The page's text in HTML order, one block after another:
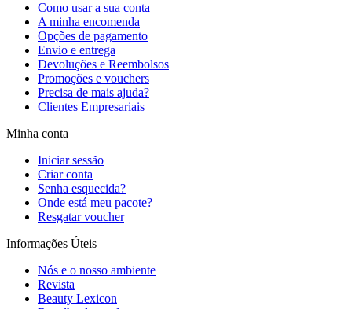
Como usar a sua conta
A minha encomenda
Opções de pagamento
Envio e entrega
Devoluções e Reembolsos
Promoções e vouchers
Precisa de mais ajuda?
Clientes Empresariais
Minha conta
Iniciar sessão
Criar conta
Senha esquecida?
Onde está meu pacote?
Resgatar voucher
Informações Úteis
Nós e o nosso ambiente
Revista
Beauty Lexicon